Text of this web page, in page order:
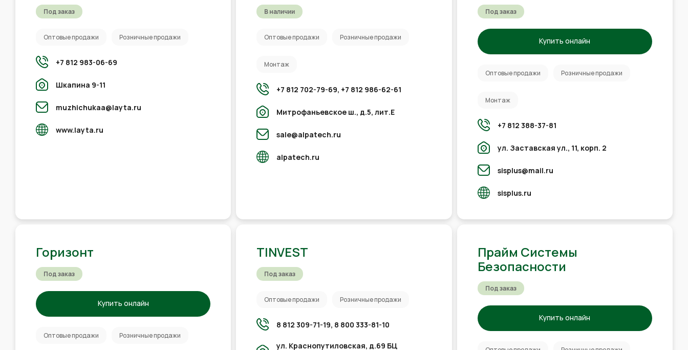
Под заказ
Оптовые продажи Розничные продажи
+7 812 983-06-69
Шкапина 9-11
muzhichukaa@layta.ru
www.layta.ru
В наличии
Оптовые продажи Розничные продажи
Монтаж
+7 812 702-79-69, +7 812 986-62-61
Митрофаньевское ш., д.5, лит.Е
sale@alpatech.ru
alpatech.ru
Под заказ
Купить онлайн
Оптовые продажи Розничные продажи
Монтаж
+7 812 388-37-81
ул. Заставская ул., 11, корп. 2
sisplus@mail.ru
sisplus.ru
Горизонт
Под заказ
Купить онлайн
Оптовые продажи Розничные продажи
TINVEST
Под заказ
Оптовые продажи Розничные продажи
8 812 309-71-19, 8 800 333-81-10
ул. Краснопутиловская, д.69 БЦ
Прайм Системы
Безопасности
Под заказ
Купить онлайн